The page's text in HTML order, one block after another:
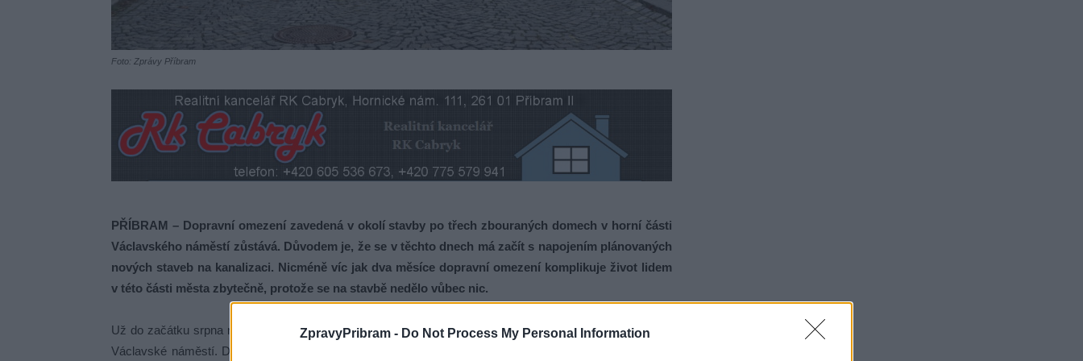
ZpravyPribram - Do Not Process My Personal Information
Foto: Zprávy Příbram
PŘÍBRAM – Dopravní omezení zavedená v okolí stavby po třech zbouraných domech v horní části
Václavského náměstí zůstává. Důvodem je, že se v těchto dnech má začít s napojením plánovaných
nových staveb na kanalizaci. Nicméně víc jak dva měsíce dopravní omezení komplikuje život lidem
v této části města zbytečně, protože se na stavbě nedělo vůbec nic.
Už do začátku srpna není možné projet z Hornického náměstí či Mariánského údolí do Dlouhé ulice a na
Václavské náměstí. Důvodem je dopravní omezení kvůli stavbě v horní části náměstí. Ovšem stavební